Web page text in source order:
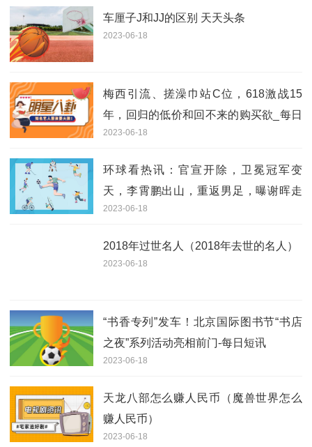
车厘子J和JJ的区别 天天头条
2023-06-18
梅西引流、搓澡巾站C位，618激战15
年，回归的低价和回不来的购买欲_每日
焦点
2023-06-18
环球看热讯：官宣开除，卫冕冠军变
天，李霄鹏出山，重返男足，曝谢晖走
马上任
2023-06-18
2018年过世名人（2018年去世的名人）
2023-06-18
“书香专列”发车！北京国际图书节“书店
之夜”系列活动亮相前门-每日短讯
2023-06-18
天龙八部怎么赚人民币（魔兽世界怎么
赚人民币）
2023-06-18